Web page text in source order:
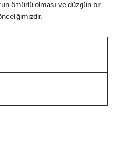
ömürlü olması ve düzgün bir